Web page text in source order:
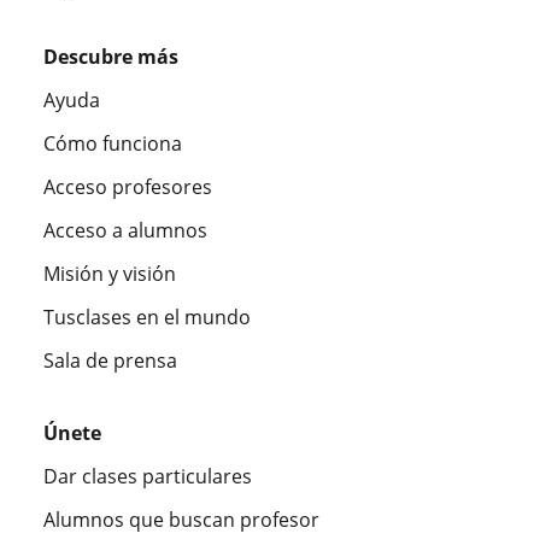
Descubre más
Ayuda
Cómo funciona
Acceso profesores
Acceso a alumnos
Misión y visión
Tusclases en el mundo
Sala de prensa
Únete
Dar clases particulares
Alumnos que buscan profesor